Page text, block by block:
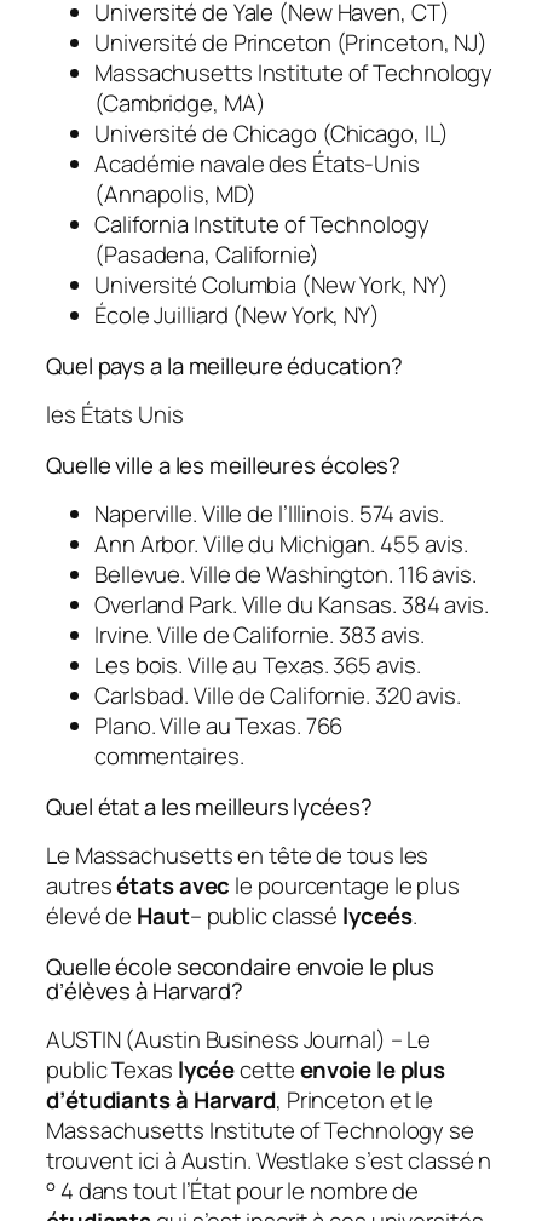
Université de Yale (New Haven, CT)
Université de Princeton (Princeton, NJ)
Massachusetts Institute of Technology
(Cambridge, MA)
Université de Chicago (Chicago, IL)
Académie navale des États-Unis
(Annapolis, MD)
California Institute of Technology
(Pasadena, Californie)
Université Columbia (New York, NY)
École Juilliard (New York, NY)
Quel pays a la meilleure éducation?
les États Unis
Quelle ville a les meilleures écoles?
Naperville. Ville de l’Illinois. 574 avis.
Ann Arbor. Ville du Michigan. 455 avis.
Bellevue. Ville de Washington. 116 avis.
Overland Park. Ville du Kansas. 384 avis.
Irvine. Ville de Californie. 383 avis.
Les bois. Ville au Texas. 365 avis.
Carlsbad. Ville de Californie. 320 avis.
Plano. Ville au Texas. 766
commentaires.
Quel état a les meilleurs lycées?
Le Massachusetts en tête de tous les
autresétats avec le pourcentage le plus
élevé de Haut– public classé lyceés.
Quelle école secondaire envoie le plus
d’élèves à Harvard?
AUSTIN (Austin Business Journal) – Le
public Texas lycéecetteenvoie le plus
d’étudiants à Harvard, Princeton et le
Massachusetts Institute of Technology se
trouvent ici à Austin. Westlake s’est classé n
° 4 dans tout l’État pour le nombre de